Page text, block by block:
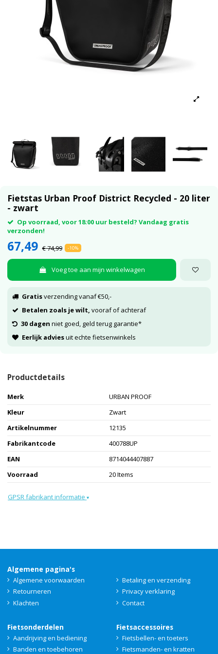
Fietstas Urban Proof District Recycled - 20 liter
- zwart
Op voorraad, voor 18:00 uur besteld? Vandaag gratis
verzonden!
67,49 € 74,99 -10%
Voeg toe aan mijn winkelwagen
Gratisverzending vanaf €50,-
Betalen zoals je wilt, vooraf of achteraf
30 dagen niet goed, geld terug garantie*
Eerlijk adviesuit echte fietsenwinkels
Productdetails
Merk
URBAN PROOF
Kleur
Zwart
Artikelnummer
12135
Fabrikantcode
400788UP
EAN
8714044407887
Voorraad
20 Items
GPSR fabrikant informatie ▾
Algemene pagina's
Algemene voorwaarden
Betaling en verzending
Retourneren
Privacy verklaring
Klachten
Contact
Fietsonderdelen
Aandrijving en bediening
Banden en toebehoren
Fietsaccessoires
Fietsbellen- en toeters
Fietsmanden- en kratten